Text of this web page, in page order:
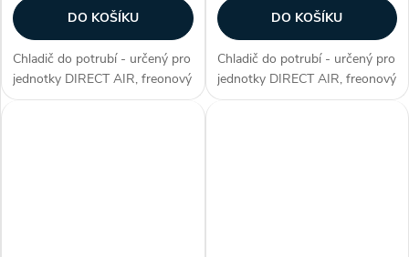
DO KOŠÍKU
Chladič do potrubí - určený pro
jednotky DIRECT AIR, freonový
chladič s obtokem, max.
DO KOŠÍKU
Chladič do potrubí - určený pro
jednotky DIRECT AIR, freonový
chladič, přímý výparník, max.